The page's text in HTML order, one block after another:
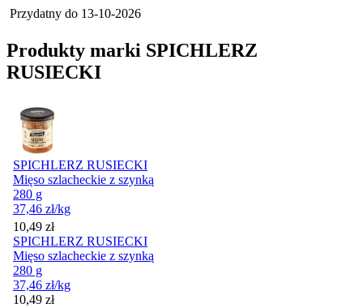
Przydatny do 13-10-2026
Produkty marki SPICHLERZ
RUSIECKI
SPICHLERZ RUSIECKI
Mięso szlacheckie z szynką
280 g
37,46 zł/kg
Cena
10,49 zł
SPICHLERZ RUSIECKI
Mięso szlacheckie z szynką
280 g
37,46 zł/kg
Cena
10,49 zł